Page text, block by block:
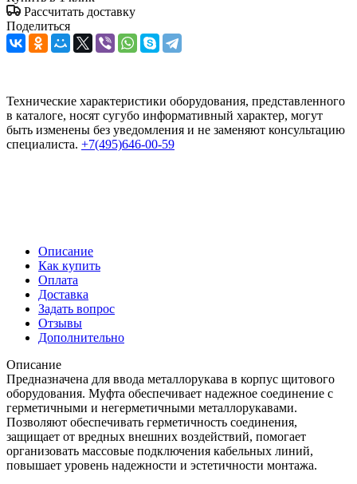
Рассчитать доставку
Поделиться
Технические характеристики оборудования, представленного
в каталоге, носят сугубо информативный характер, могут
быть изменены без уведомления и не заменяют консультацию
специалиста. +7(495)646-00-59
Описание
Как купить
Оплата
Доставка
Задать вопрос
Отзывы
Дополнительно
Описание
Предназначена для ввода металлорукава в корпус щитового
оборудования. Муфта обеспечивает надежное соединение с
герметичными и негерметичными металлорукавами.
Позволяют обеспечивать герметичность соединения,
защищает от вредных внешних воздействий, помогает
организовать массовые подключения кабельных линий,
повышает уровень надежности и эстетичности монтажа.